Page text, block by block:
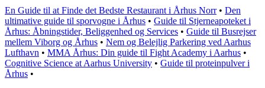
En Guide til at Finde det Bedste Restaurant i Århus Norr• Den
ultimative guide til sporvogne i Århus • Guide til Stjerneapoteket i
Århus: Åbningstider, Beliggenhed og Services • Guide til Busrejser
mellem Viborg og Århus • Nem og Belejlig Parkering ved Aarhus
Lufthavn • MMA Århus: Din guide til Fight Academy i Aarhus •
Cognitive Science at Aarhus University • Guide til proteinpulver i
Århus •